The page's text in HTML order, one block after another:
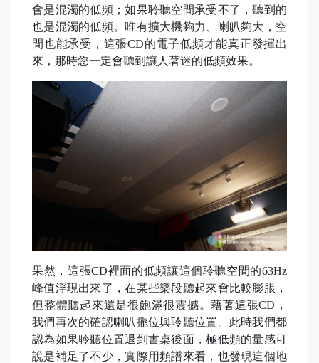
會是混濁的低頻；如果聆聽空間承受不了，聽到的
也是混濁的低頻。唯有擴大機夠力、喇叭夠大，空
間也能承受，這張CD的電子低頻才能真正發揮出
來，那時您一定會聽到讓人著迷的低頻效果。
果然，這張CD裡面的低頻讓這個聆聽空間的63Hz
峰值浮現出來了，在某些樂段聽起來會比較膨脹，
但整體聽起來還是很飽滿很震撼。藉著這張CD，
我們再次的確認喇叭擺位與聆聽位置。此時我們都
認為如果聆聽位置退到書桌後面，極低頻的量感可
說是補足了不少，實際用頻譜來看，也發現這個地